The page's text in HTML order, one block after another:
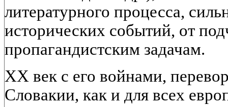
литературного процесса,
исторических событий, от
пропагандистским задачам.
XX век с его войнами,
Словакии, как и для всех